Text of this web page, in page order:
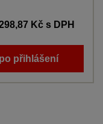
Kč s DPH
přihlášení